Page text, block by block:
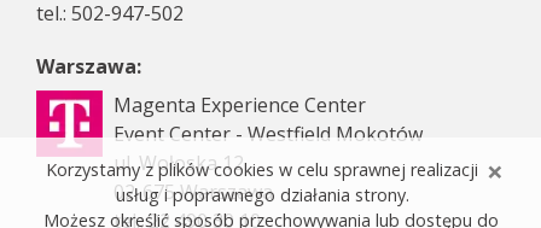
tel.: 502-947-502
Warszawa:
Magenta Experience Center
Event Center - Westfield Mokotów
ul. Wołoska 12
02-675 Warszawa
tel.: 22 490 30 10
×
Korzystamy z plików cookies w celu sprawnej realizacji
usług i poprawnego działania strony.
Możesz określić sposób przechowywania lub dostępu do